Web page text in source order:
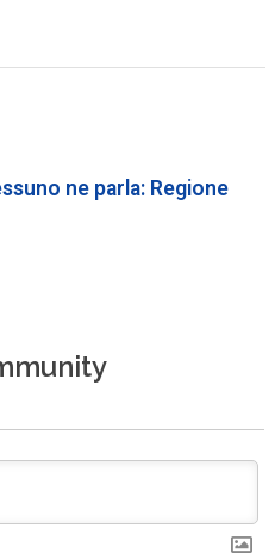
ne parla: Regione